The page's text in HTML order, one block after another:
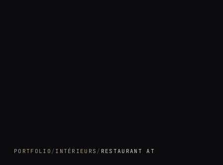
PORTFOLIO / INTÉRIEURS / RESTAURANT AT